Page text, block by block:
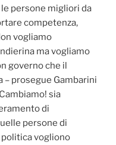
persone migliori da
competenza,
vogliamo
ma vogliamo
governo che il
prosegue Gambarini
sia
di
persone di
vogliono